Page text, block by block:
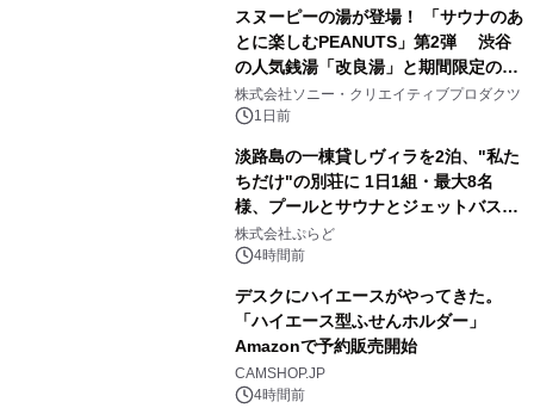
スヌーピーの湯が登場！ 「サウナのあ
とに楽しむPEANUTS」第2弾 渋谷
の人気銭湯「改良湯」と期間限定のコ
ラボレーション サウナイキタイコラ
ボグッズも発売決定！
株式会社ソニー・クリエイティブプロダクツ
1日前
淡路島の一棟貸しヴィラを2泊、"私た
ちだけ"の別荘に 1日1組・最大8名
様、プールとサウナとジェットバス付
きで Villa Mon Temps AWAJIの連泊
素泊りプラン
株式会社ぷらど
4時間前
デスクにハイエースがやってきた。
「ハイエース型ふせんホルダー」
Amazonで予約販売開始
CAMSHOP.JP
4時間前